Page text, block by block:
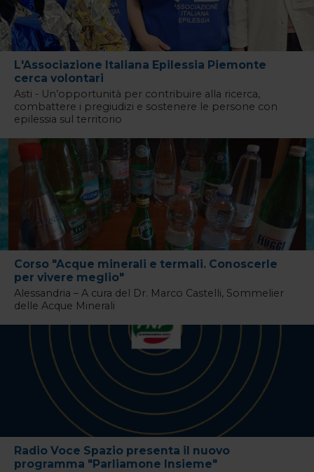
L'Associazione Italiana Epilessia Piemonte
cerca volontari
Asti - Un’opportunità per contribuire alla ricerca,
combattere i pregiudizi e sostenere le persone con
epilessia sul territorio
Corso "Acque minerali e termali. Conoscerle
per vivere meglio"
Alessandria – A cura del Dr. Marco Castelli, Sommelier
delle Acque Minerali
Radio Voce Spazio presenta il nuovo
programma "Parliamone Insieme"